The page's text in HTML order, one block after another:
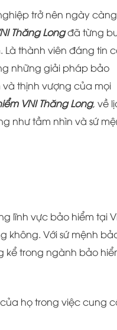
trở nên ngày càng
Thăng Longđã từng
Là thành viên đáng tin
những giải pháp bảo
thịnh vượng của mọi
VNI Thăng Long, về
như tầm nhìn và sứ
lĩnh vực bảo hiểm tại
không. Với sứ mệnh
kể trong ngành bảo
họ trong việc cung